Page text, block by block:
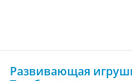
Развивающая